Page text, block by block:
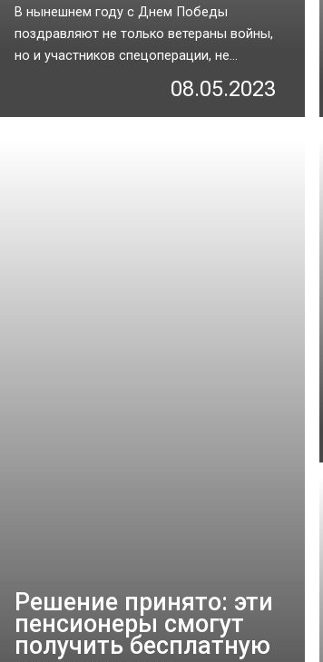
В нынешнем году с Днем Победы
поздравляют не только ветераны войны,
но и участников спецоперации, не...
08.05.2023
Решение принято: эти
пенсионеры смогут
получить бесплатную